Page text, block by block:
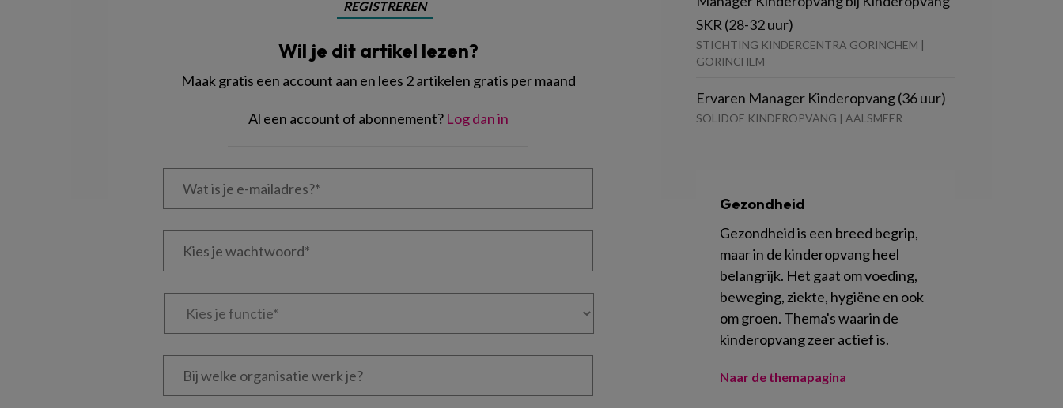
REGISTREREN
Wil je dit artikel lezen?
Maak gratis een account aan en lees 2 artikelen gratis per maand
Al een account of abonnement? Log dan in
Wat
Kies
Kies
Bij
welke
SKR (28-32 uur)
STICHTING KINDERCENTRA GORINCHEM |
GORINCHEM
Ervaren Manager Kinderopvang (36 uur)
SOLIDOE KINDEROPVANG | AALSMEER
Gezondheid
Gezondheid is een breed begrip,
maar in de kinderopvang heel
belangrijk. Het gaat om voeding,
beweging, ziekte, hygiëne en ook
om groen. Thema's waarin de
kinderopvang zeer actief is.
Naar de themapagina